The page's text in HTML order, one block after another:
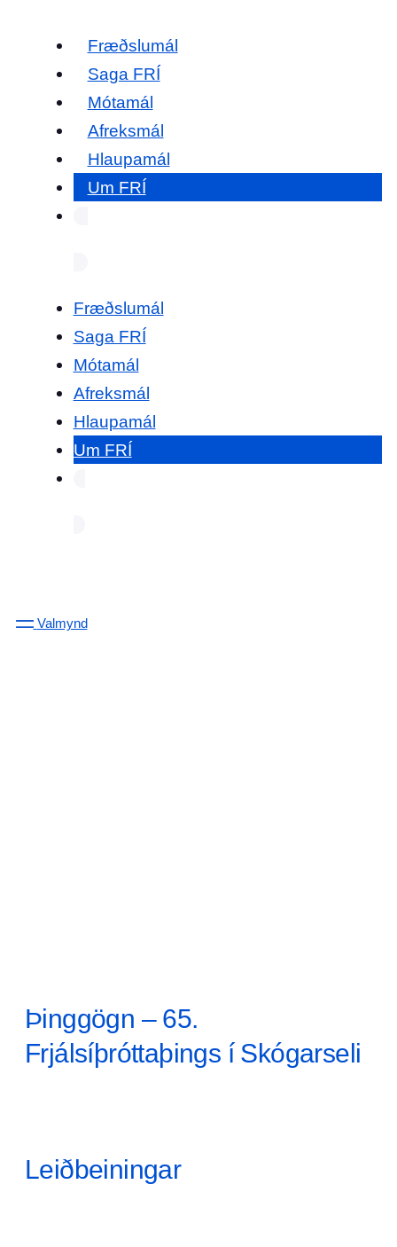
Fræðslumál
Saga FRÍ
Mótamál
Afreksmál
Hlaupamál
Um FRÍ
Fræðslumál
Saga FRÍ
Mótamál
Afreksmál
Hlaupamál
Um FRÍ
Valmynd
Þinggögn – 65.
Frjálsíþróttaþings í Skógarseli
Leiðbeiningar